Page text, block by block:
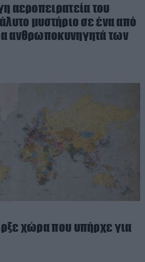
αεροπειρατεία του
μυστήριο σε ένα από
ανθρωποκυνηγητά των
χώρα που υπήρχε για